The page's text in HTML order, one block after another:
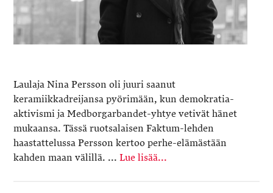
Laulaja Nina Persson oli juuri saanut
keramiikkadreijansa pyörimään, kun demokratia-
aktivismi ja Medborgarbandet-yhtye vetivät hänet
mukaansa. Tässä ruotsalaisen Faktum-lehden
haastattelussa Persson kertoo perhe-elämästään
kahden maan välillä. ...Lue lisää...